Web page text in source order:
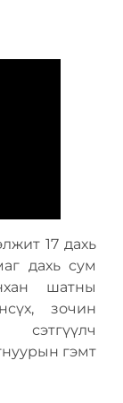
17 дахь
дахь сум
шатны
зочин
гэмт